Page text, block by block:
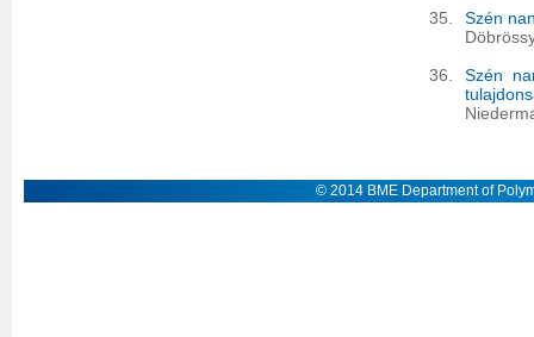
35.
Szén
36.
Szén
© 2014 BME Department of